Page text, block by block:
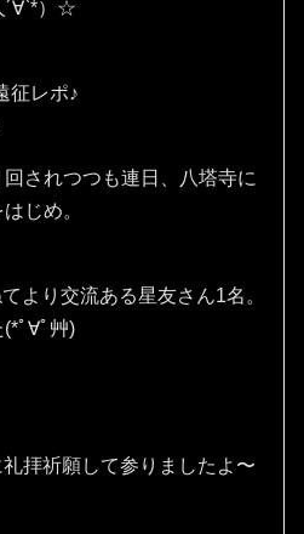
´∀`*）☆
征レポ♪
されつつも連日、八塔寺に
じめ。
より交流ある星友さん1名。
ﾟ∀ﾟ艸)
拝祈願して参りましたよ〜